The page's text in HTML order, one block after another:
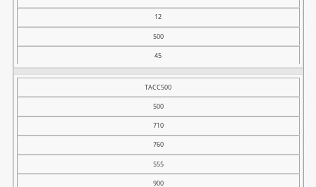
12
500
45
TACC500
500
710
760
555
900